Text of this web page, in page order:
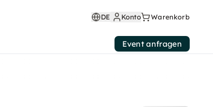
DE Konto Warenkorb
Event anfragen